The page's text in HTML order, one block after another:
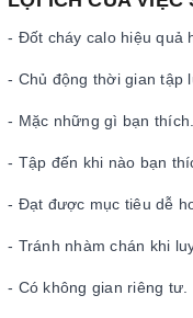
- Đốt cháy calo hiệu quả
- Chủ động thời gian tập
- Mặc những gì bạn thích.
- Tập đến khi nào bạn
- Đạt được mục tiêu dễ
- Tránh nhàm chán khi
- Có không gian riêng tư.